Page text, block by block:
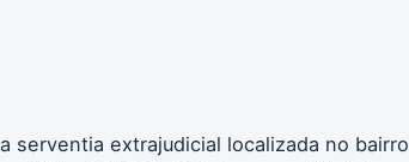
serventia extrajudicial localizada no bairro